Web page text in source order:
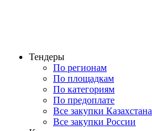
Тендеры
По регионам
По площадкам
По категориям
По предоплате
Все закупки Казахстана
Все закупки России